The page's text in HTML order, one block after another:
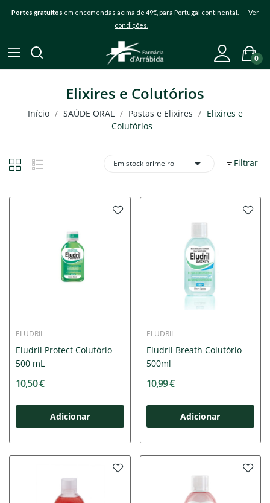
Portes gratuitos em encomendas acima de 49€, para Portugal continental. Ver
condições.
0
Elixires e Colutórios
Início SAÚDE ORAL Pastas e Elixires
Elixires e
Colutórios
Filtrar
Em stock primeiro 
ELUDRIL
Eludril Protect Colutório
500 mL
10,50 €
Adicionar
ELUDRIL
Eludril Breath Colutório
500ml
10,99 €
Adicionar